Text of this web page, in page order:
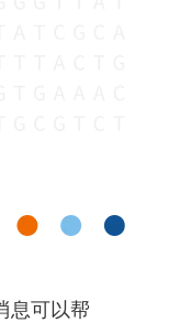
息可以帮